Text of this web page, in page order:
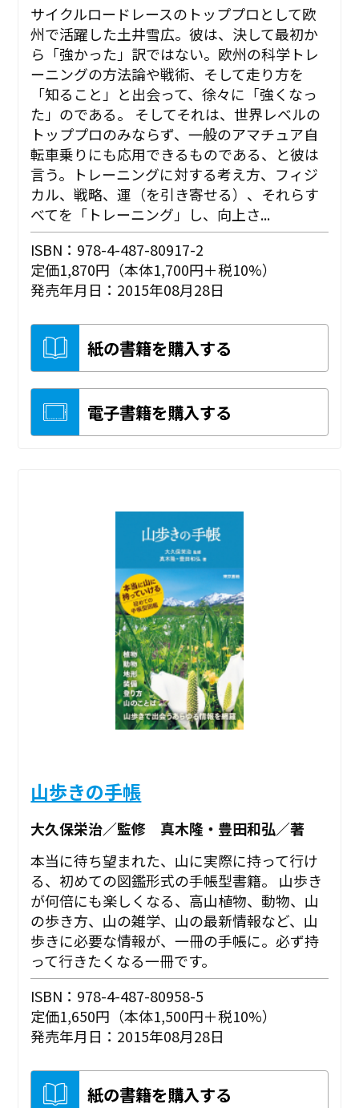
サイクルロードレースのトッププロとして欧
州で活躍した土井雪広。彼は、決して最初か
ら「強かった」訳ではない。欧州の科学トレ
ーニングの方法論や戦術、そして走り方を
「知ること」と出会って、徐々に「強くなっ
た」のである。 そしてそれは、世界レベルの
トッププロのみならず、一般のアマチュア自
転車乗りにも応用できるものである、と彼は
言う。トレーニングに対する考え方、フィジ
カル、戦略、運（を引き寄せる）、それらす
べてを「トレーニング」し、向上さ...
ISBN：978-4-487-80917-2
定価1,870円（本体1,700円＋税10%）
発売年月日：2015年08月28日
紙の書籍を購入する
電子書籍を購入する
山歩きの手帳
大久保栄治／監修 真木隆・豊田和弘／著
本当に待ち望まれた、山に実際に持って行け
る、初めての図鑑形式の手帳型書籍。 山歩き
が何倍にも楽しくなる、高山植物、動物、山
の歩き方、山の雑学、山の最新情報など、山
歩きに必要な情報が、一冊の手帳に。必ず持
って行きたくなる一冊です。
ISBN：978-4-487-80958-5
定価1,650円（本体1,500円＋税10%）
発売年月日：2015年08月28日
紙の書籍を購入する